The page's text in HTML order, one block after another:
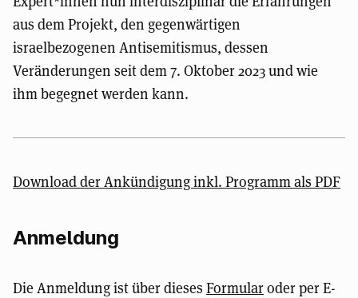
aus dem Projekt, den gegenwärtigen
israelbezogenen Antisemitismus, dessen
Veränderungen seit dem 7. Oktober 2023 und wie
ihm begegnet werden kann.
Download der Ankündigung inkl. Programm als PDF
Anmeldung
Die Anmeldung ist über dieses Formularoder per E-